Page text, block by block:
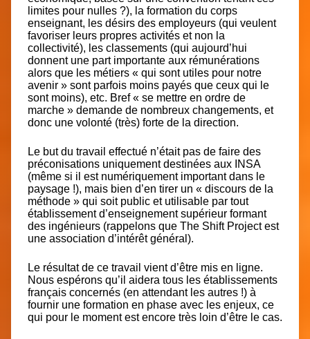
limites pour nulles ?), la formation du corps
enseignant, les désirs des employeurs (qui veulent
favoriser leurs propres activités et non la
collectivité), les classements (qui aujourd’hui
donnent une part importante aux rémunérations
alors que les métiers « qui sont utiles pour notre
avenir » sont parfois moins payés que ceux qui le
sont moins), etc. Bref « se mettre en ordre de
marche » demande de nombreux changements, et
donc une volonté (très) forte de la direction.
Le but du travail effectué n’était pas de faire des
préconisations uniquement destinées aux INSA
(même si il est numériquement important dans le
paysage !), mais bien d’en tirer un « discours de la
méthode » qui soit public et utilisable par tout
établissement d’enseignement supérieur formant
des ingénieurs (rappelons que The Shift Projectest
une association d’intérêt général).
Le résultat de ce travail vient d’être mis en ligne.
Nous espérons qu’il aidera tous les établissements
français concernés (en attendant les autres !) à
fournir une formation en phase avec les enjeux, ce
qui pour le moment est encore très loin d’être le cas.